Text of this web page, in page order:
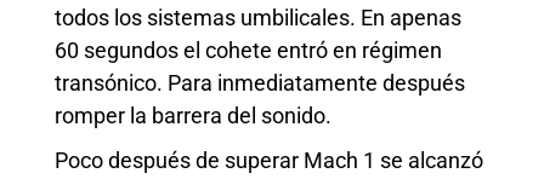
todos los sistemas umbilicales. En apenas
60 segundos el cohete entró en régimen
transónico. Para inmediatamente después
romper la barrera del sonido.
Poco después de superar Mach 1 se alcanzó